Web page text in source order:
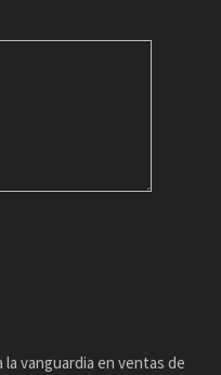
la vanguardia en ventas de